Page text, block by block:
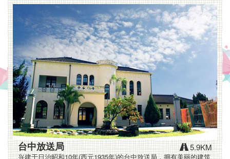
近
有
公
车
站
牌
交台中放送局 5.9KM
兴建于日治昭和10年(西元1935年)的台中放送局，拥有美丽的建筑